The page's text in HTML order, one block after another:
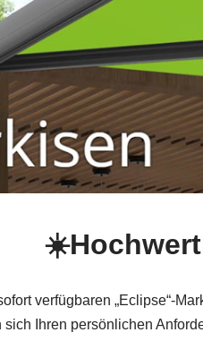
verfügbaren „Eclipse“-
Ihren persönlichen